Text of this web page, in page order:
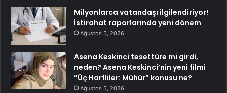
Milyonlarca vatandaşı ilgilendiriyor!
İstirahat raporlarında yeni dönem
Ağustos 5, 2026
Asena Keskinci tesettüre mi girdi,
neden? Asena Keskinci’nin yeni filmi
”Üç Harfliler: Mühür” konusu ne?
Ağustos 5, 2026